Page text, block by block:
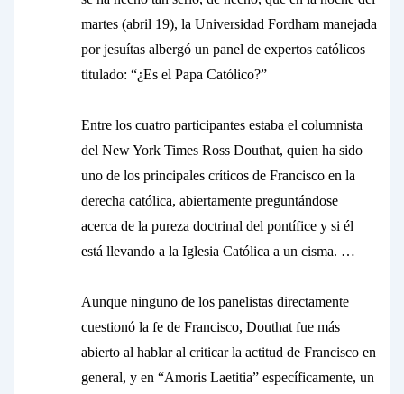
martes (abril 19), la Universidad Fordham manejada
por jesuítas albergó un panel de expertos católicos
titulado: “¿Es el Papa Católico?”
Entre los cuatro participantes estaba el columnista
del New York Times Ross Douthat, quien ha sido
uno de los principales críticos de Francisco en la
derecha católica, abiertamente preguntándose
acerca de la pureza doctrinal del pontífice y si él
está llevando a la Iglesia Católica a un cisma. …
Aunque ninguno de los panelistas directamente
cuestionó la fe de Francisco, Douthat fue más
abierto al hablar al criticar la actitud de Francisco en
general, y en “Amoris Laetitia” específicamente, un